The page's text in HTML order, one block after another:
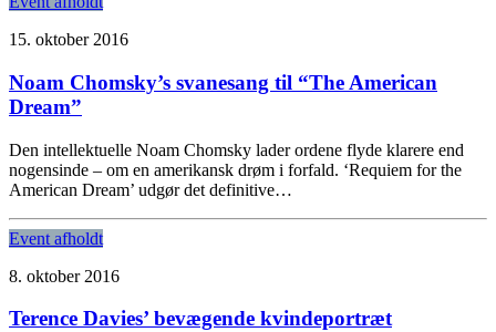
15. oktober 2016
Noam Chomsky’s svanesang til “The American
Dream”
Den intellektuelle Noam Chomsky lader ordene flyde klarere end
nogensinde – om en amerikansk drøm i forfald. ‘Requiem for the
American Dream’ udgør det definitive…
Event afholdt
8. oktober 2016
Terence Davies’ bevægende kvindeportræt